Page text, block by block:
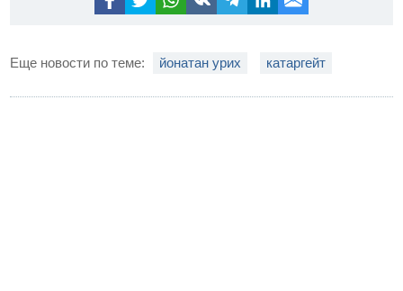
Еще новости по теме: йонатан урих катаргейт